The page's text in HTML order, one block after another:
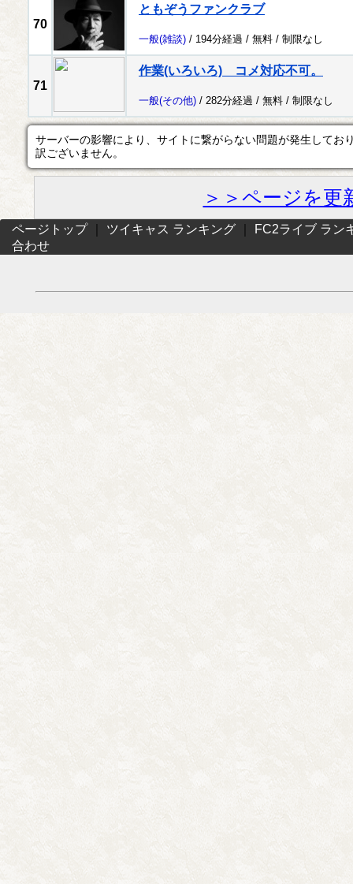
70
ともぞうファンクラブ
一般(雑談) / 194分経過 / 無料 / 制限なし
71
作業(いろいろ) コメ対応不可。
一般(その他) / 282分経過 / 無料 / 制限なし
サーバーの影響により、サイトに繋がらない問題が発生してお
訳ございません。
＞＞ページを更
ページトップ｜ ツイキャス ランキング
FC2ライブ ラン
合わせ